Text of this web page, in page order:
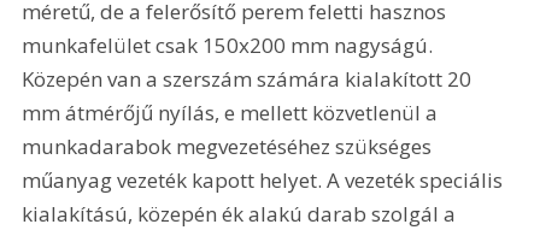
méretű, de a felerősítő perem feletti hasznos
munkafelület csak 150x200 mm nagyságú.
Közepén van a szerszám számára kialakított 20
mm átmérőjű nyílás, e mellett közvetlenül a
munkadarabok megvezetéséhez szükséges
műanyag vezeték kapott helyet. A vezeték speciális
kialakítású, közepén ék alakú darab szolgál a